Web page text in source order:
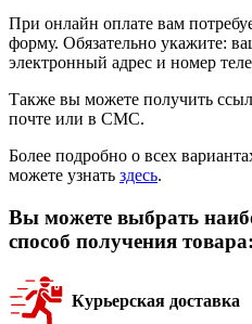
При онлайн оплате вам
форму. Обязательно укажите:
электронный адрес и номер
Также вы можете получить
почте или в СМС.
Более подробно о всех
можете узнать здесь.
Вы можете выбрать
способ получения товара:
Курьерская доставка